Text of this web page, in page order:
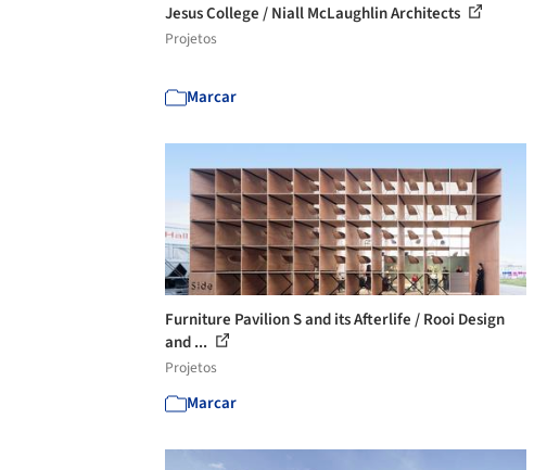
Jesus College / Niall McLaughlin Architects
Projetos
Marcar
Furniture Pavilion S and its Afterlife / Rooi Design
and ...
Projetos
Marcar